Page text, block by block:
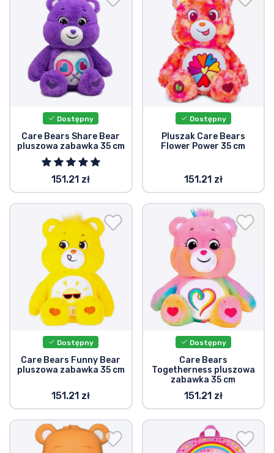
Dostępny
Care Bears Share Bear
pluszowa zabawka 35 cm
151.21 zł
Dostępny
Pluszak Care Bears
Flower Power 35 cm
151.21 zł
Dostępny
Care Bears Funny Bear
pluszowa zabawka 35 cm
151.21 zł
Dostępny
Care Bears
Togetherness pluszowa
zabawka 35 cm
151.21 zł